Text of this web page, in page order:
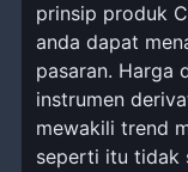
prinsip produk
anda dapat
pasaran. Harga
instrumen
mewakili trend
seperti itu tidak